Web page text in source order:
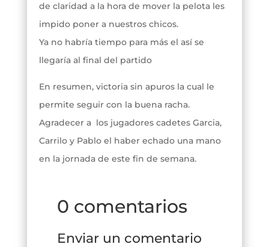
de claridad a la hora de mover la pelota les
impido poner a nuestros chicos.
Ya no habría tiempo para más el así se
llegaría al final del partido
En resumen, victoria sin apuros la cual le
permite seguir con la buena racha.
Agradecer a los jugadores cadetes Garcia,
Carrilo y Pablo el haber echado una mano
en la jornada de este fin de semana.
0 comentarios
Enviar un comentario